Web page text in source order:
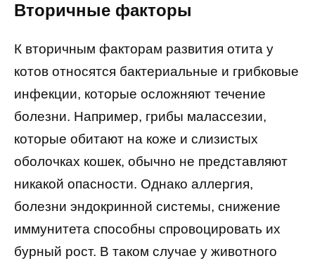
Вторичные факторы
К вторичным факторам развития отита у
котов относятся бактериальные и грибковые
инфекции, которые осложняют течение
болезни. Например, грибы малассезии,
которые обитают на коже и слизистых
оболочках кошек, обычно не представляют
никакой опасности. Однако аллергия,
болезни эндокринной системы, снижение
иммунитета способны спровоцировать их
бурный рост. В таком случае у животного